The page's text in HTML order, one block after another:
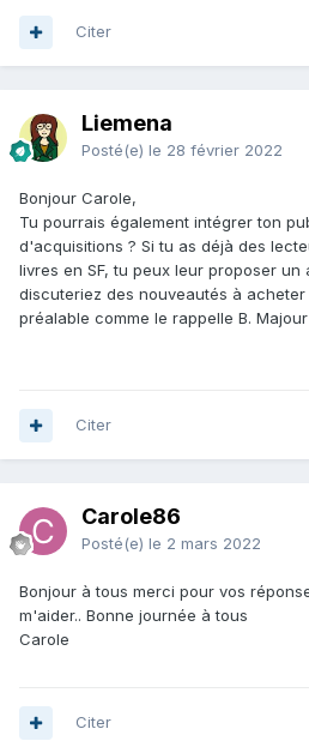
Citer
Liemena
Posté(e) le 28 février 2022
Bonjour Carole,
Tu pourrais également intégrer ton
d'acquisitions ? Si tu as déjà des
livres en SF, tu peux leur proposer
discuteriez des nouveautés à
préalable comme le rappelle B. Majour
Citer
Carole86
Posté(e) le 2 mars 2022
Bonjour à tous merci pour vos
m'aider.. Bonne journée à tous
Carole
Citer